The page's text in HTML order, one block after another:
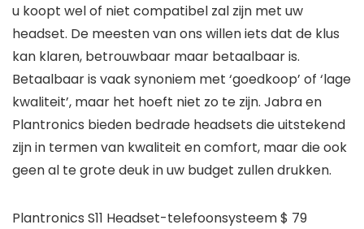
u koopt wel of niet compatibel zal zijn met uw
headset. De meesten van ons willen iets dat de klus
kan klaren, betrouwbaar maar betaalbaar is.
Betaalbaar is vaak synoniem met ‘goedkoop’ of ‘lage
kwaliteit’, maar het hoeft niet zo te zijn. Jabra en
Plantronics bieden bedrade headsets die uitstekend
zijn in termen van kwaliteit en comfort, maar die ook
geen al te grote deuk in uw budget zullen drukken.
Plantronics S11 Headset-telefoonsysteem $ 79